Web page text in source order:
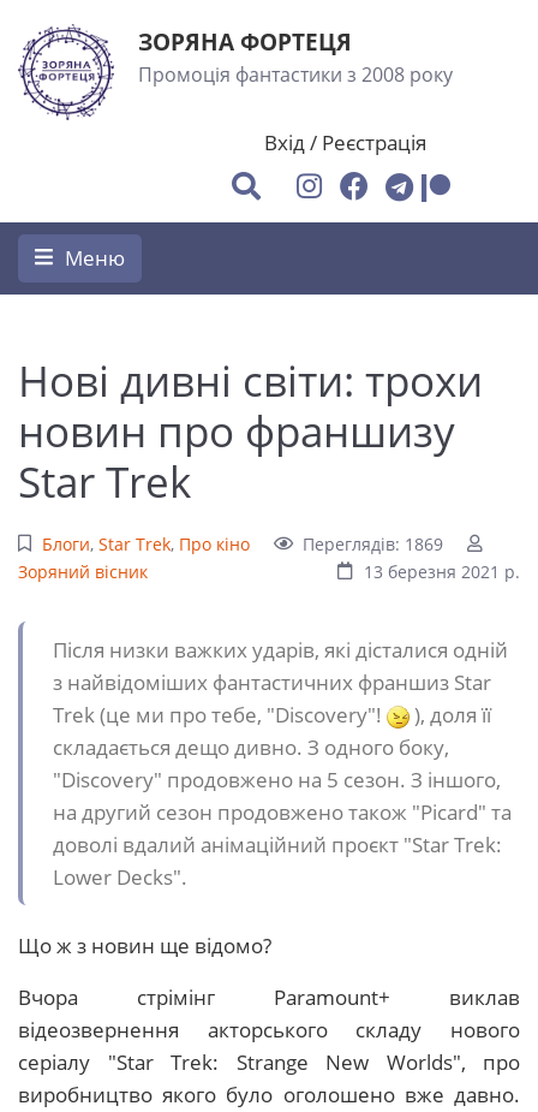
ЗОРЯНА ФОРТЕЦЯ
Промоція фантастики з 2008 року
Вхід/ Реєстрація
Меню
Нові дивні світи: трохи
новин про франшизу
Star Trek
Блоги, Star Trek, Про кіно
Переглядів: 1869
Зоряний вісник
13 березня 2021 р.
Після низки важких ударів, які дісталися одній
з найвідоміших фантастичних франшиз Star
Trek (це ми про тебе, "Disсovery"!
), доля її
складається дещо дивно. З одного боку,
"Disсovery" продовжено на 5 сезон. З іншого,
на другий сезон продовжено також "Picard" та
доволі вдалий анімаційний проєкт "Star Trek:
Lower Decks".
Що ж з новин ще відомо?
Вчора стрімінг Paramount+ виклав
відеозвернення акторського складу нового
серіалу "Star Trek: Strange New Worlds", про
виробництво якого було оголошено вже давно.